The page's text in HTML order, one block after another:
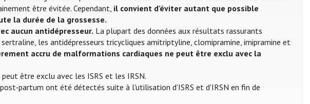
être évitée. Cependant, il convient d’éviter autant que possible
la durée de la grossesse.
aucun antidépresseur. La plupart des données aux résultats rassurants
les antidépresseurs tricycliques amitriptyline, clomipramine, imipramine et
accru de malformations cardiaques ne peut être exclu avec la
être exclu avec les ISRS et les IRSN.
post-partum ont été détectés suite à l'utilisation d'ISRS et d'IRSN en fin de